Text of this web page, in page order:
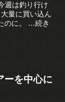
週は釣り行け
量に買い込ん
のに。 …続き
ーを中心に